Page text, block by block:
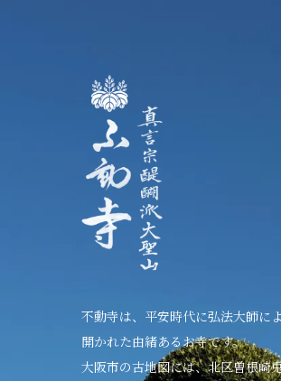
不動寺は、平安時代に弘法大師に
開かれた由緒あるお寺です。
大阪市の古地図には、北区曽根崎